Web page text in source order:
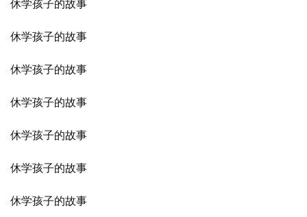
休学孩子的故事
休学孩子的故事
休学孩子的故事
休学孩子的故事
休学孩子的故事
休学孩子的故事
休学孩子的故事